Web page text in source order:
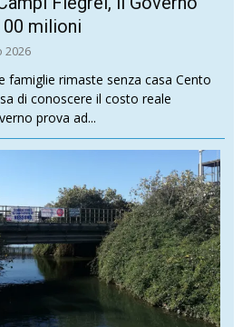
milioni
2026
famiglie rimaste senza casa Cento
di conoscere il costo reale
prova ad...